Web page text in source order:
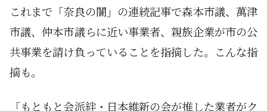
これまで「奈良の闇」の連続記事で森本市議、萬津
市議、仲本市議らに近い事業者、親族企業が市の公
共事業を請け負っていることを指摘した。こんな指
摘も。
「もともと会派絆・日本維新の会が推した業者がク